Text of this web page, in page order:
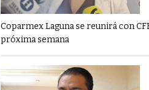
Coparmex Laguna se reunirá con
próxima semana